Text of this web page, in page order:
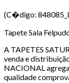
(C�digo:
Tapete Sala
A TAPETES
venda e
NACIONAL
qualidade